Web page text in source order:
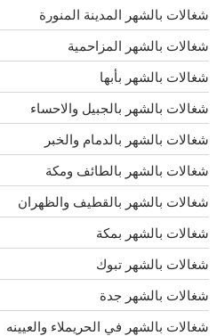
شغالات بالشهر المدينة المنورة
شغالات بالشهر المزاحمية
شغالات بالشهر بأبها
شغالات بالشهر بالجبيل والاحساء
شغالات بالشهر بالدمام والخبر
شغالات بالشهر بالطائف ومكة
شغالات بالشهر بالقطيف والظهران
شغالات بالشهر بمكة
شغالات بالشهر تبوك
شغالات بالشهر جدة
شغالات بالشهر في الحريملاء والعيينه